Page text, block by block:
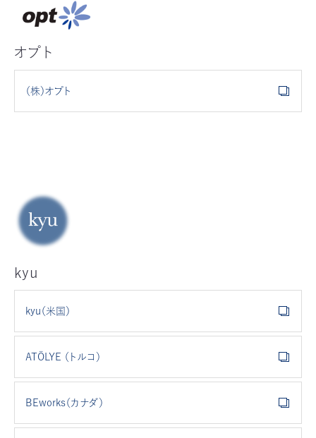
オプト
（株）オプト
kyu
kyu（米国）
ATÖLYE （トルコ）
BEworks（カナダ）